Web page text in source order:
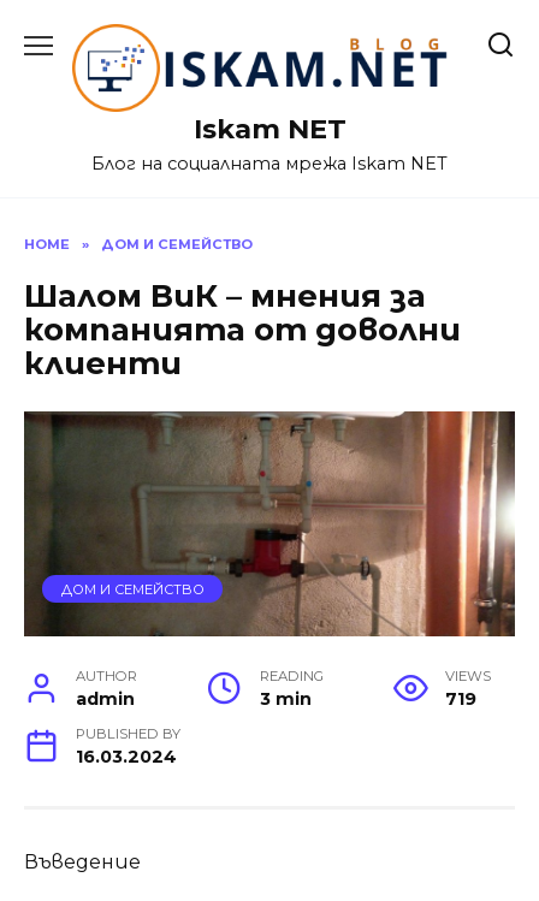
content
Iskam NET
Блог на социалната мрежа Iskam NET
HOME » ДОМ И СЕМЕЙСТВО
Шалом ВиК – мнения за
компанията от доволни
клиенти
ДОМ И СЕМЕЙСТВО
AUTHOR
admin
READING
3 min
VIEWS
719
PUBLISHED BY
16.03.2024
Въведение